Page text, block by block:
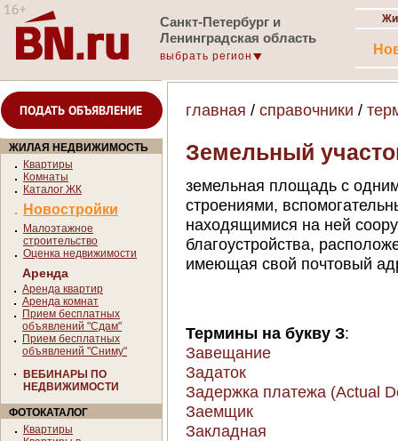
Санкт-Петербург и
Ленинградская область
выбрать регион
ПОДАТЬ ОБЪЯВЛЕНИЕ
ЖИЛАЯ НЕДВИЖИМОСТЬ
Квартиры
Комнаты
Каталог ЖК
Новостройки
Малоэтажное
строительство
Оценка недвижимости
Аренда
Аренда квартир
Аренда комнат
Прием бесплатных
объявлений "Сдам"
Прием бесплатных
объявлений "Сниму"
ВЕБИНАРЫ ПО
НЕДВИЖИМОСТИ
ФОТОКАТАЛОГ
Квартиры
главная / справочники /
Земельный
земельная площадь с
строениями,
находящимися на ней
благоустройства,
имеющая свой почтовый
Термины на букву З:
Завещание
Задаток
Задержка платежа (Actual
Заемщик
Закладная